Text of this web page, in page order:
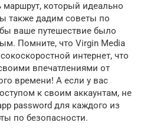
который идеально
также дадим советы по
ваше путешествие было
Помните, что Virgin Media
интернет, что
впечатлениями от
времени! А если у вас
к своим аккаунтам, не
password для каждого из
по безопасности.